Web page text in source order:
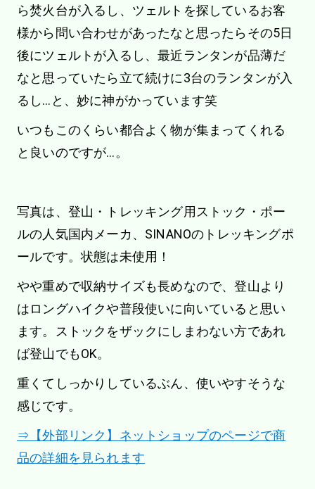
ら焚火台が入るし、ツェルトを探しているお客
様から問い合わせがあったなと思ったらその5日
後にツェルトが入るし、最近ランタンが品薄だ
なと思っていたら立て続けに3台のランタンが入
るし…と、妙に神がかっています笑
いつもこのくらい都合よく物が集まってくれる
と良いのですが…。
写真は、登山・トレッキング用ストック・ポー
ルの人気国内メーカ、SINANOのトレッキングポ
ールです。状態は未使用！
やや重めで収納サイズも長めなので、登山より
はロングハイクや普段使いに向いていると思い
ます。ストックをザックにしまわない方であれ
ば登山でもOK。
重くてしっかりしているぶん、使いやすそうな
感じです。
⇒【外部リンク】ネットショップのページで商
品の詳細を見られます